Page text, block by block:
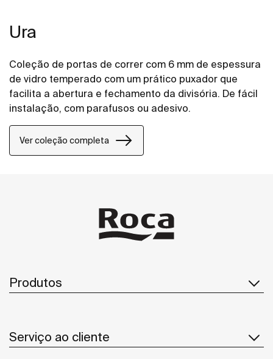
Ura
Coleção de portas de correr com 6 mm de espessura
de vidro temperado com um prático puxador que
facilita a abertura e fechamento da divisória. De fácil
instalação, com parafusos ou adesivo.
Ver coleção completa
Produtos
Serviço ao cliente